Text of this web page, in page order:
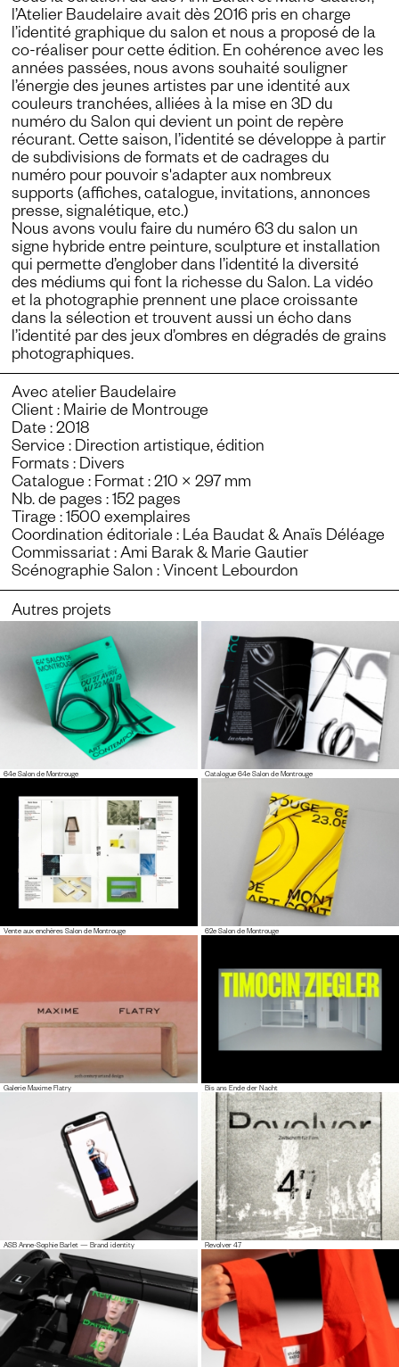
l’Atelier Baudelaire avait dès 2016 pris en charge
l’identité graphique du salon et nous a proposé de la
co-réaliser pour cette édition. En cohérence avec les
années passées, nous avons souhaité souligner
l’énergie des jeunes artistes par une identité aux
couleurs tranchées, alliées à la mise en 3D du
numéro du Salon qui devient un point de repère
récurant. Cette saison, l’identité se développe à partir
de subdivisions de formats et de cadrages du
numéro pour pouvoir s'adapter aux nombreux
supports (affiches, catalogue, invitations, annonces
presse, signalétique, etc.)
Nous avons voulu faire du numéro 63 du salon un
signe hybride entre peinture, sculpture et installation
qui permette d’englober dans l’identité la diversité
des médiums qui font la richesse du Salon. La vidéo
et la photographie prennent une place croissante
dans la sélection et trouvent aussi un écho dans
l’identité par des jeux d’ombres en dégradés de grains
photographiques.
Avecatelier Baudelaire
Client : Mairie de Montrouge
Date : 2018
Service : Direction artistique, édition
Formats : Divers
Catalogue : Format : 210 × 297 mm
Nb. de pages : 152 pages
Tirage : 1500 exemplaires
Coordination éditoriale : Léa Baudat & Anaïs Déléage
Commissariat : Ami Barak & Marie Gautier
Scénographie Salon : Vincent Lebourdon
Autres projets
64e Salon de Montrouge Catalogue 64e Salon de Montrouge
Vente aux enchères Salon de Montrouge 62e Salon de Montrouge
Galerie Maxime Flatry Bis ans Ende der Nacht
ASB Anne-Sophie Barlet — Brand identity Revolver 47